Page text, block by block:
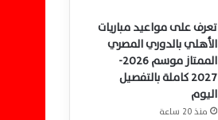
تعرف على مواعيد مباريات
الأهلي بالدوري المصري
الممتاز موسم 2026-
2027 كاملة بالتفصيل
اليوم
منذ 20 ساعة